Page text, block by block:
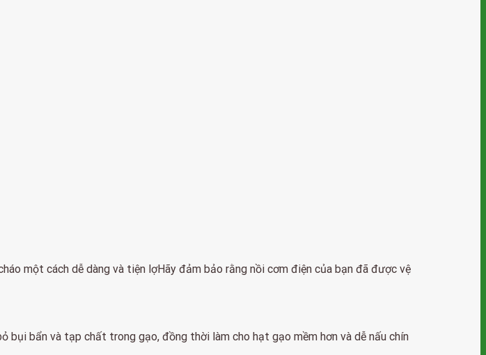
một cách dễ dàng và tiện lợHãy đảm bảo rằng nồi cơm điện của bạn đã được vệ
bụi bẩn và tạp chất trong gạo, đồng thời làm cho hạt gạo mềm hơn và dễ nấu chín